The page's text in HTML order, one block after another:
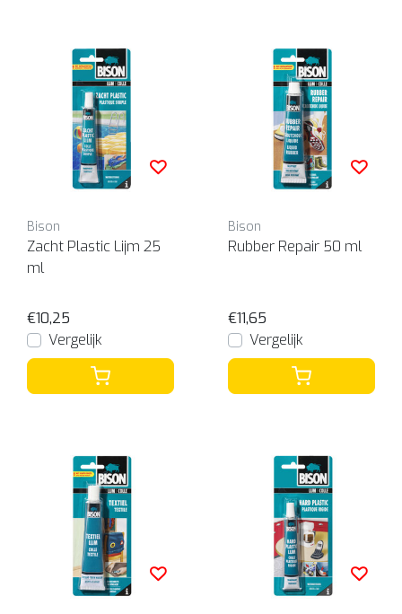
Bison
Zacht Plastic Lijm 25
ml
€10,25
Vergelijk
Bison
Rubber Repair 50 ml
€11,65
Vergelijk